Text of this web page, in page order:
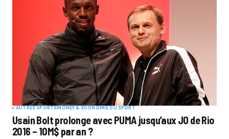
AUTRES SPORTSMONEY & ÉCONOMIE DU SPORT
Usain Bolt prolonge avec PUMA jusqu’aux JO de Rio
2016 – 10M$ par an ?